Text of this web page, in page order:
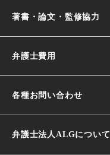
著書・論文・監修協力
弁護士費用
各種お問い合わせ
弁護士法人ALGについて